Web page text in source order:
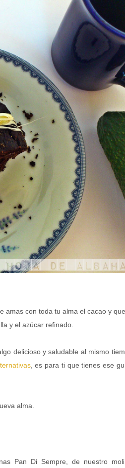
amas con toda tu alma el cacao y
y el azúcar refinado.
delicioso y saludable al mismo
, es para ti que tienes ese
alma.
Pan Di Sempre, de nuestro